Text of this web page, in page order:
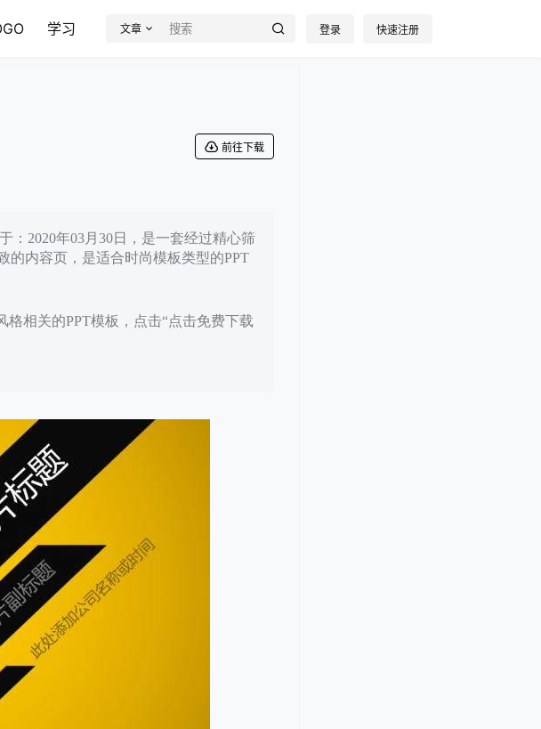
学习 文章 登录 快速注册
前往下载
：2020年03月30日，是一套经过精心筛
的内容页，是适合时尚模板类型的PPT
相关的PPT模板，点击“点击免费下载